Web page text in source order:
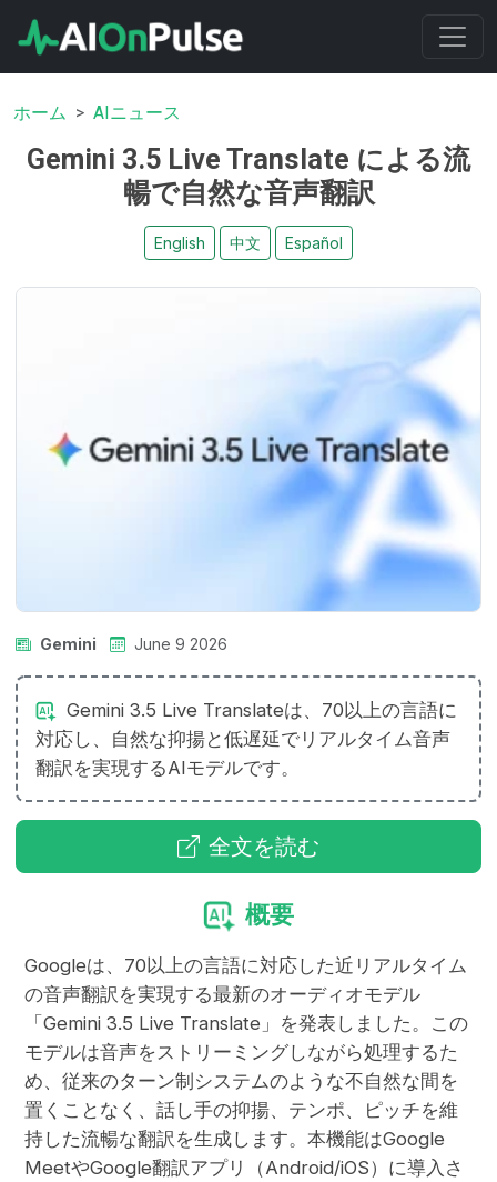
ホーム AIニュース
Gemini 3.5 Live Translate による流
暢で自然な音声翻訳
English 中文 Español
Gemini June 9 2026
Gemini 3.5 Live Translateは、70以上の言語に
対応し、自然な抑揚と低遅延でリアルタイム音声
翻訳を実現するAIモデルです。
全文を読む
概要
Googleは、70以上の言語に対応した近リアルタイム
の音声翻訳を実現する最新のオーディオモデル
「Gemini 3.5 Live Translate」を発表しました。この
モデルは音声をストリーミングしながら処理するた
め、従来のターン制システムのような不自然な間を
置くことなく、話し手の抑揚、テンポ、ピッチを維
持した流暢な翻訳を生成します。本機能はGoogle
MeetやGoogle翻訳アプリ（Android/iOS）に導入さ